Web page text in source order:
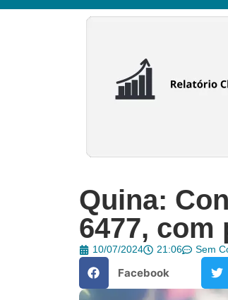
Quina:
6477, com
10/07/2024 21:06 Sem
Facebook